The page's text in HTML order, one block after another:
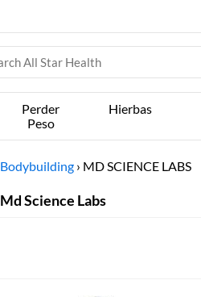
Perder
Peso
Hierbas
Bodybuilding › MD SCIENCE LABS
Md Science Labs